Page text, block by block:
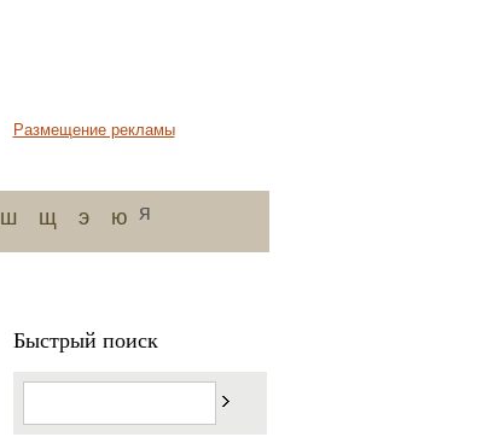
Размещение рекламы
ш щ э ю я
Быстрый поиск